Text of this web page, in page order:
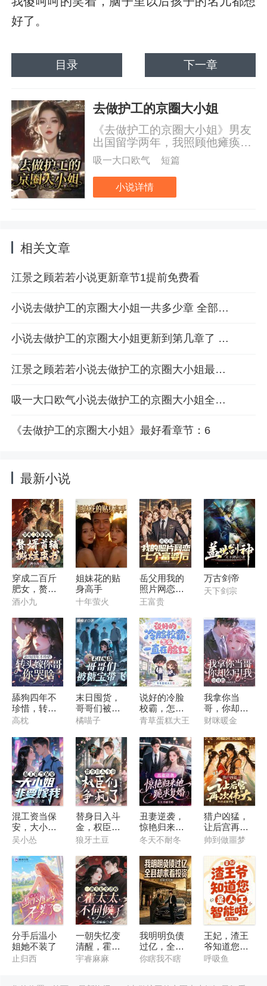
好了。
目录 下一章
去做护工的京圈大小姐
《去做护工的京圈大小姐》男友
出国留学两年，我照顾他瘫痪中
风的妈妈，他回国时却拥抱着娇
小可爱的白月光，我伤心欲绝，
男友妈妈接连辱骂之下，我提出
分手。和我一起长大的死对头江
吸一大口欧气 短篇
小说详情
相关文章
江景之顾若若小说更新章节1提前免费看
小说去做护工的京圈大小姐一共多少章 全部章节目录一览
小说去做护工的京圈大小姐更新到第几章了 最新章节3阅读
江景之顾若若小说去做护工的京圈大小姐最新章节4免费阅读
吸一大口欧气小说去做护工的京圈大小姐全文破解免费版第5章
《去做护工的京圈大小姐》最好看章节：6
最新小说
穿成二百斤
肥女，赘婿
首辅撕烂离
酒小九
姐妹花的贴
身高手
十年萤火
岳父用我的
照片网恋七
个富婆后
王富贵
万古剑帝
天下剑宗
舔狗四年不
珍惜，转头
嫁你哥你哭
高枕
末日囤货，
哥哥们被糖
宝带飞
橘喵子
说好的冷脸
校霸，怎么
一直在脸红
青草蛋糕大王
我拿你当
哥，你却勾
引我，这对
财咪暖金
混工资当保
安，大小姐
非要嫁我
吴小怂
替身日入斗
金，权臣们
争疯了
狼牙土豆
丑妻逆袭，
惊艳归来他
跪求复婚
冬天不耐冬
猎户凶猛，
让后宫再次
伟大
帅到做噩梦
分手后温小
姐她不装了
止归西
一朝失忆变
清醒，霍太
太不伺候了
宇睿麻麻
我明明负债
过亿，全县
却求着投资
你瞎我不瞎
王妃，渣王
爷知道您是
人工智能啦
呼吸鱼